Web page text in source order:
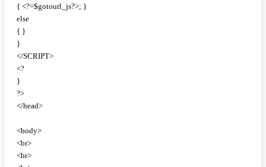
{ <?=$gotourl_js?>; }
else
{ }
}
</SCRIPT>
<?
}
?>
</head>
<body>
<br>
<br>